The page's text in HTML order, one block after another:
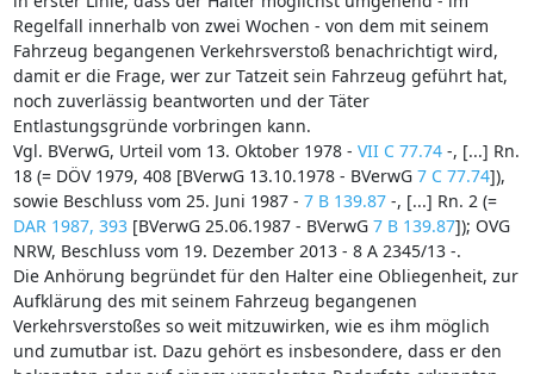
Regelfall innerhalb von zwei Wochen - von dem mit seinem
Fahrzeug begangenen Verkehrsverstoß benachrichtigt wird,
damit er die Frage, wer zur Tatzeit sein Fahrzeug geführt hat,
noch zuverlässig beantworten und der Täter
Entlastungsgründe vorbringen kann.
Vgl. BVerwG, Urteil vom 13. Oktober 1978 - VII C 77.74-, [...] Rn.
18 (= DÖV 1979, 408 [BVerwG 13.10.1978 - BVerwG 7 C 77.74]),
sowie Beschluss vom 25. Juni 1987 - 7 B 139.87-, [...] Rn. 2 (=
DAR 1987, 393[BVerwG 25.06.1987 - BVerwG 7 B 139.87]); OVG
NRW, Beschluss vom 19. Dezember 2013 - 8 A 2345/13 -.
Die Anhörung begründet für den Halter eine Obliegenheit, zur
Aufklärung des mit seinem Fahrzeug begangenen
Verkehrsverstoßes so weit mitzuwirken, wie es ihm möglich
und zumutbar ist. Dazu gehört es insbesondere, dass er den